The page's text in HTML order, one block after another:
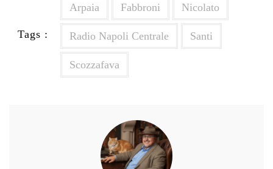
Tags :
Arpaia Fabbroni Nicolato
Radio Napoli Centrale Santi
Scozzafava